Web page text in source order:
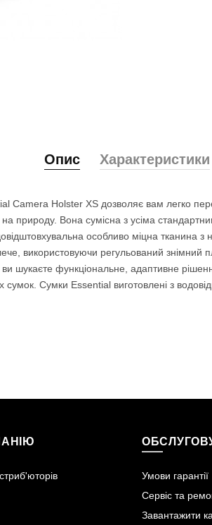
Опис Характеристики
Camera Holster XS дозволяє вам легко
природу. Вона сумісна з усіма
особливо міцна
використовуючи регульований
ви шукаєте функціональне, адаптивне
сумок. Сумки Essential виготовлені з
Умови гарантії
Сервіс та
Завантажити